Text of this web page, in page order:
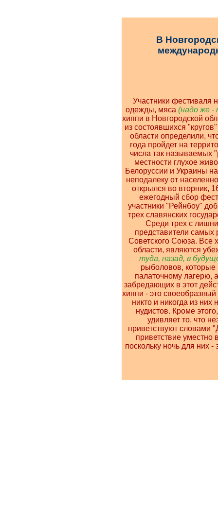
В
Участники фестиваля
одежды, мяса (надо же -
хиппи в Новгородской
из состоявшихся
области определили,
года пройдет на
числа так называемых
местности глухое
Белоруссии и Украины
неподалеку от
открылся во вторник,
ежегодный сбор
участники "Рейнбоу"
трех славянских
Среди трех с
представители
Советского Союза. Все
области, являются
туда, назад, в
рыболовов,
палаточному лагерю,
забредающих в этот
хиппи - это
никто и никогда из них
нудистов. Кроме
удивляет то, что
приветствуют словами
приветствие уместно
поскольку ночь для них